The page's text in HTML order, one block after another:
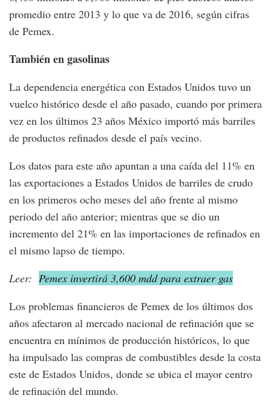
promedio entre 2013 y lo que va de 2016, según cifras
de Pemex.
También en gasolinas
La dependencia energética con Estados Unidos tuvo un
vuelco histórico desde el año pasado, cuando por primera
vez en los últimos 23 años México importó más barriles
de productos refinados desde el país vecino.
Los datos para este año apuntan a una caída del 11% en
las exportaciones a Estados Unidos de barriles de crudo
en los primeros ocho meses del año frente al mismo
periodo del año anterior; mientras que se dio un
incremento del 21% en las importaciones de refinados en
el mismo lapso de tiempo.
Leer: Pemex invertirá 3,600 mdd para extraer gas
Los problemas financieros de Pemex de los últimos dos
años afectaron al mercado nacional de refinación que se
encuentra en mínimos de producción históricos, lo que
ha impulsado las compras de combustibles desde la costa
este de Estados Unidos, donde se ubica el mayor centro
de refinación del mundo.